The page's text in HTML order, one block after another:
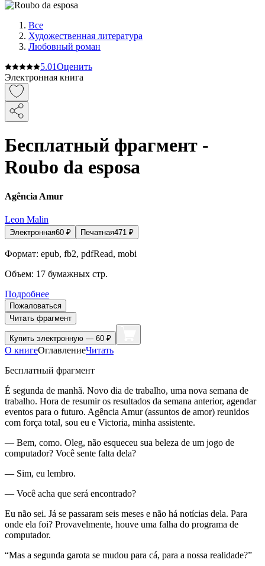
Все
Художественная литература
Любовный роман
5.01Оценить
Электронная книга
Бесплатный фрагмент -
Roubo da esposa
Agência Amur
Leon Malin
Электронная60 ₽ Печатная471 ₽
Формат: epub, fb2, pdfRead, mobi
Объем: 17 бумажных стр.
Подробнее
Пожаловаться
Читать фрагмент
Купить электронную — 60 ₽
О книгеОглавлениеЧитать
Бесплатный фрагмент
É segunda de manhã. Novo dia de trabalho, uma nova semana de
trabalho. Hora de resumir os resultados da semana anterior, agendar
eventos para o futuro. Agência Amur (assuntos de amor) reunidos
com força total, sou eu e Victoria, minha assistente.
— Bem, como. Oleg, não esqueceu sua beleza de um jogo de
computador? Você sente falta dela?
— Sim, eu lembro.
— Você acha que será encontrado?
Eu não sei. Já se passaram seis meses e não há notícias dela. Para
onde ela foi? Provavelmente, houve uma falha do programa de
computador.
“Mas a segunda garota se mudou para cá, para a nossa realidade?”